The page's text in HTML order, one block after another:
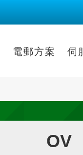
電郵方案 伺
OV